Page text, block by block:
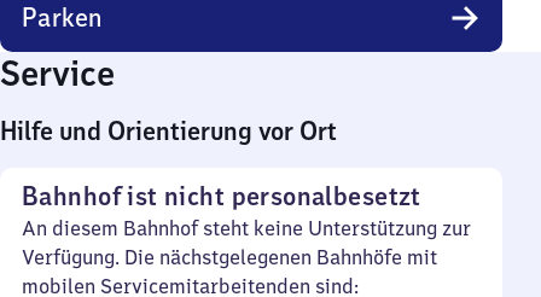
Parken
Service
Hilfe und Orientierung vor Ort
Bahnhof ist nicht personalbesetzt
An diesem Bahnhof steht keine Unterstützung zur
Verfügung. Die nächstgelegenen Bahnhöfe mit
mobilen Servicemitarbeitenden sind: